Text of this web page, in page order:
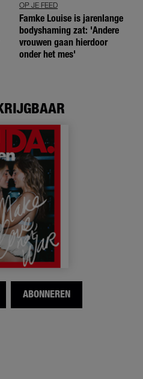
OP JE FEED
Famke Louise is jarenlange
bodyshaming zat: 'Andere
vrouwen gaan hierdoor
onder het mes'
ABONNEREN